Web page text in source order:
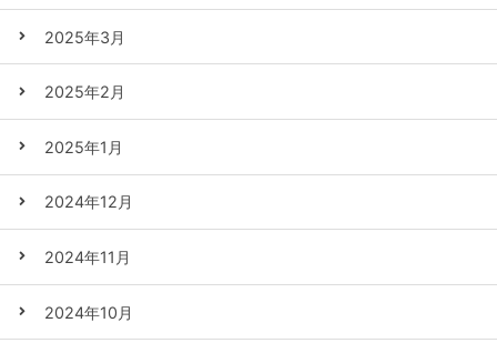
2025年3月
2025年2月
2025年1月
2024年12月
2024年11月
2024年10月